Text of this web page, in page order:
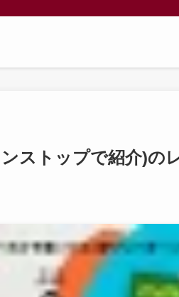
ストップで紹介)の